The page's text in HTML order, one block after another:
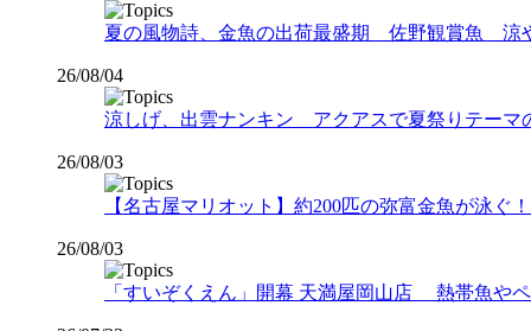
夏の風物詩、金魚の出荷最盛期 佐野観賞魚 涼
26/08/04
涼しげ、出雲ナンキン アクアスで夏祭りテーマ
26/08/03
【名古屋マリオット】約200匹の弥富金魚が泳ぐ
26/08/03
「すいぞくえん」開幕 天満屋岡山店 熱帯魚や